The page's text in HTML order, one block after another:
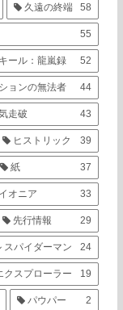
久遠の終端 58
55
ール：龍嵐録 52
ョンの無法者 44
走破 43
ヒストリック 39
紙 37
オニア 33
先行情報 29
スパイダーマン 24
スプローラー 19
パウパー 2